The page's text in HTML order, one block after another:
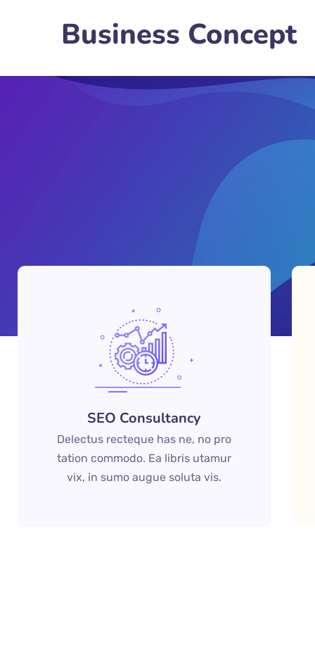
Business Concept
SEO Consultancy
Delectus recteque has ne, no pro
tation commodo. Ea libris utamur
vix, in sumo augue soluta vis.